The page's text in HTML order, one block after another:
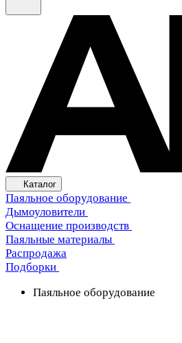
Каталог
Паяльное оборудование
Дымоуловители
Оснащение производств
Паяльные материалы
Распродажа
Подборки
Паяльное оборудование